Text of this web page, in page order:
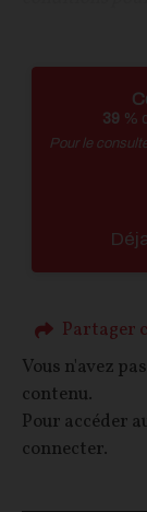
39 %
Pour le
Partager
Vous n'avez
contenu.
Pour accéder
connecter.